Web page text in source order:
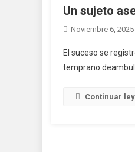
Un sujeto
Noviembre 6, 2025
El suceso se
temprano
Continuar